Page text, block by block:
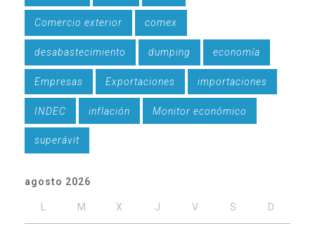
Comercio exterior comex
desabastecimiento dumping economía
Empresas Exportaciones importaciones
INDEC inflación Monitor económico
superávit
agosto 2026
L M X J V S D